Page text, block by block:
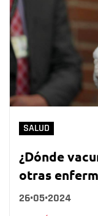
SALUD
¿Dónde
otras
26•05•2024